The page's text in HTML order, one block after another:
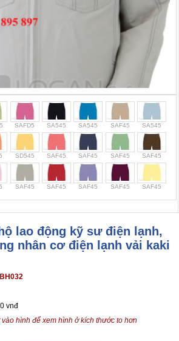
SAFD5 SA545 SA545 SAF45 SA545
SD545 SAF45 SAF45 SAF45 SAF45
SAF45 SAF45 SAF45 SAF45 SAF45
lao động kỹ sư điện lạnh,
nhân cơ điện lạnh vải kaki
vnđ
hình để xem hình ở kích thước to hơn
công trình
tin